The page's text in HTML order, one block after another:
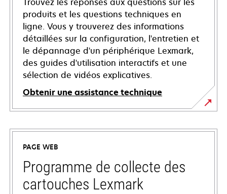
produits et les questions techniques en
ligne. Vous y trouverez des informations
détaillées sur la configuration, l'entretien et
le dépannage d'un périphérique Lexmark,
des guides d'utilisation interactifs et une
sélection de vidéos explicatives.
Obtenir une assistance technique
s’ouvre
dans
nouvel
onglet
PAGE WEB
Programme de collecte des
cartouches Lexmark